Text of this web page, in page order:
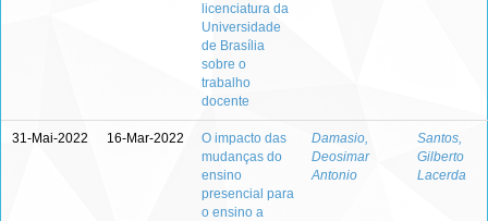
licenciatura da
Universidade
de Brasília
sobre o
trabalho
docente
31-Mai-2022 16-Mar-2022
O impacto das
mudanças do
ensino
presencial para
o ensino a
Damasio,
Deosimar
Antonio
Santos,
Gilberto
Lacerda